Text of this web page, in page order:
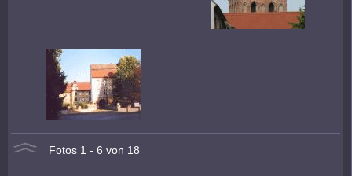
Fotos 1 - 6 von 18